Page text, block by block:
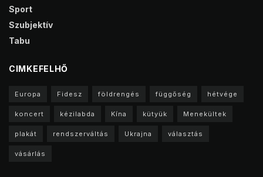
Sport
Szubjektív
Tabu
CIMKEFELHŐ
Europa Fidesz földrengés függőség hétvége
koncert kézilabda Kína kütyük Menekültek
plakát rendszerváltás Ukrajna választás
vásárlás